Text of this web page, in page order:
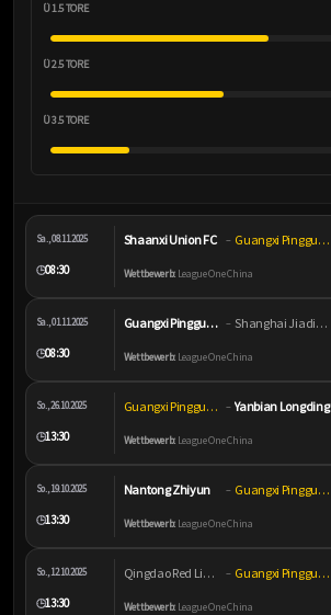
Ü 1.5 TORE
Ü 2.5 TORE
Ü 3.5 TORE
Sa., 08.11.2025
🕒08:30
Shaanxi Union FC – Guangxi Pingguo Haliao
Wettbewerb:League One China
Sa., 01.11.2025
🕒08:30
Guangxi Pingguo Haliao – Shanghai Jiading Huilong
Wettbewerb:League One China
So., 26.10.2025
🕒13:30
Guangxi Pingguo Haliao – Yanbian Longding
Wettbewerb:League One China
So., 19.10.2025
🕒13:30
Nantong Zhiyun – Guangxi Pingguo Haliao
Wettbewerb:League One China
So., 12.10.2025
🕒13:30
Qingdao Red Lions – Guangxi Pingguo Haliao
Wettbewerb:League One China